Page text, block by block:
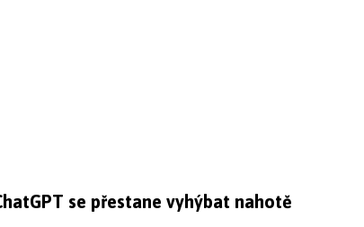
se přestane vyhýbat nahotě